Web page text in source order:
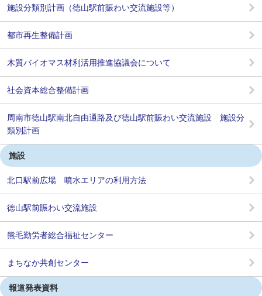
施設分類別計画（徳山駅前賑わい交流施設等）
都市再生整備計画
木質バイオマス材利活用推進協議会について
社会資本総合整備計画
周南市徳山駅南北自由通路及び徳山駅前賑わい交流施設 施設分
類別計画
施設
北口駅前広場 噴水エリアの利用方法
徳山駅前賑わい交流施設
熊毛勤労者総合福祉センター
まちなか共創センター
報道発表資料